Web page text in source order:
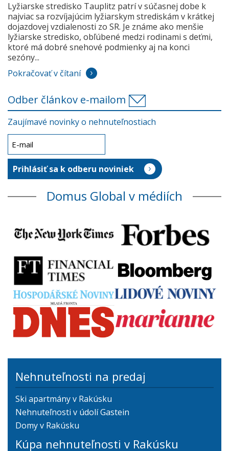
Lyžiarske stredisko Tauplitz patrí v súčasnej dobe k
najviac sa rozvíjajúcim lyžiarskym strediskám v krátkej
dojazdovej vzdialenosti zo SR. Je známe ako menšie
lyžiarske stredisko, obľúbené medzi rodinami s deťmi,
ktoré má dobré snehové podmienky aj na konci
sezóny...
Pokračovať v čítaní
Odber článkov e-mailom
Zaujímavé novinky o nehnuteľnostiach
Domus Global v médiích
Nehnuteľnosti na predaj
Ski apartmány v Rakúsku
Nehnuteľnosti v údolí Gastein
Domy v Rakúsku
Kúpa nehnuteľnosti v Rakúsku